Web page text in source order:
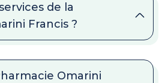
de la
Francis ?
Omarini